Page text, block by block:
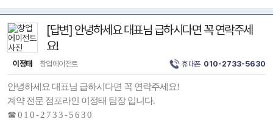
[답변] 안녕하세요 대표님 급하시다면 꼭 연락주세
요!
이정태 창업에이전트 휴대폰 010-2733-5630
안녕하세요 대표님 급하시다면 꼭 연락주세요!
계약 전문 점포라인 이정태 팀장 입니다.
☎ 0 1 0 - 2 7 3 3 - 5 6 3 0